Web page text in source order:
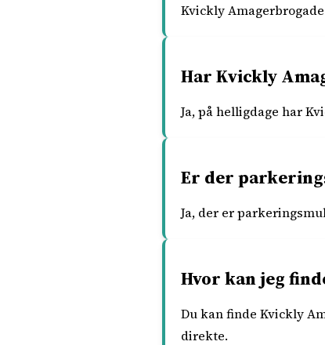
Kvickly
Har Kvickly
Ja, på helligdage har
Er der
Ja, der er
Hvor kan jeg
Du kan finde Kvickly
direkte.